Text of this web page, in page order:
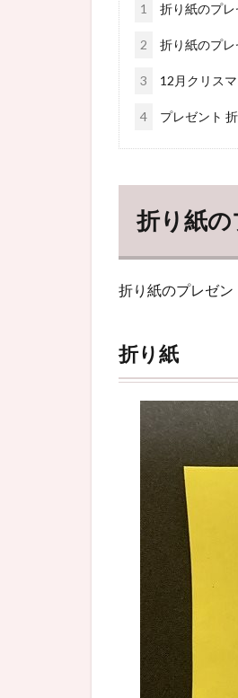
1 折り紙のプ
2 折り紙のプ
3 12月クリス
4 プレゼント
折り紙
折り紙のプレゼン
折り紙